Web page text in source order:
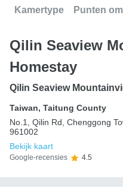
Kamertype Punten
Qilin Seaview
Homestay
Qilin Seaview
Taiwan, Taitung County
No.1, Qilin Rd, Chenggong
961002
Bekijk kaart
Google-recensies 4.5